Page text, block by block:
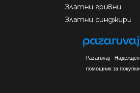
Златни гривни
Златни синджири
Pazaruvaj - Надежден
помощник за покупки